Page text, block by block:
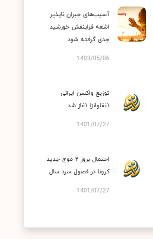
آسیب‌های جبران ناپذیر
اشعه فرابنفش خورشید
جدی گرفته شود
1403/05/06
توزیع واکسن ایرانی
آنفلوانزا آغاز شد
1401/07/27
احتمال بروز ۲ موج جدید
کرونا در فصول سرد سال
1401/07/27